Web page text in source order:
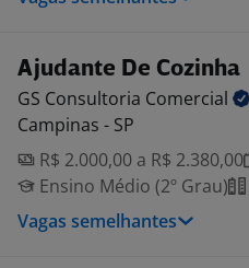
Ajudante De Cozinha
GS Consultoria Comercial
Campinas - SP
R$ 2.000,00 a R$ 2.380,00
Ensino Médio (2º Grau)
Vagas semelhantes